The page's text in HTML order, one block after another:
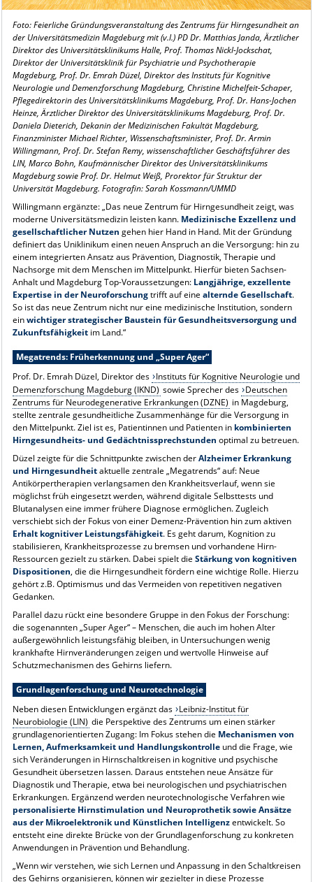
Foto: Feierliche Gründungsveranstaltung des Zentrums für Hirngesundheit an
der Universitätsmedizin Magdeburg mit (v.l.) PD Dr. Matthias Janda, Ärztlicher
Direktor des Universitätsklinikums Halle, Prof. Thomas Nickl-Jockschat,
Direktor der Universitätsklinik für Psychiatrie und Psychotherapie
Magdeburg, Prof. Dr. Emrah Düzel, Direktor des Instituts für Kognitive
Neurologie und Demenzforschung Magdeburg, Christine Michelfeit-Schaper,
Pflegedirektorin des Universitätsklinikums Magdeburg, Prof. Dr. Hans-Jochen
Heinze, Ärztlicher Direktor des Universitätsklinikums Magdeburg, Prof. Dr.
Daniela Dieterich, Dekanin der Medizinischen Fakultät Magdeburg,
Finanzminister Michael Richter, Wissenschaftsminister, Prof. Dr. Armin
Willingmann, Prof. Dr. Stefan Remy, wissenschaftlicher Geschäftsführer des
LIN, Marco Bohn, Kaufmännischer Direktor des Universitätsklinikums
Magdeburg sowie Prof. Dr. Helmut Weiß, Prorektor für Struktur der
Universität Magdeburg. Fotografin: Sarah Kossmann/UMMD
Willingmann ergänzte: „Das neue Zentrum für Hirngesundheit zeigt, was
moderne Universitätsmedizin leisten kann. Medizinische Exzellenz und
gesellschaftlicher Nutzen gehen hier Hand in Hand. Mit der Gründung
definiert das Uniklinikum einen neuen Anspruch an die Versorgung: hin zu
einem integrierten Ansatz aus Prävention, Diagnostik, Therapie und
Nachsorge mit dem Menschen im Mittelpunkt. Hierfür bieten Sachsen-
Anhalt und Magdeburg Top-Voraussetzungen: Langjährige, exzellente
Expertise in der Neuroforschungtrifft auf eine alternde Gesellschaft.
So ist das neue Zentrum nicht nur eine medizinische Institution, sondern
einwichtiger strategischer Baustein für Gesundheitsversorgung und
Zukunftsfähigkeitim Land.“
Megatrends: Früherkennung und „Super Ager“
Prof. Dr. Emrah Düzel, Direktor des Instituts für Kognitive Neurologie und
Demenzforschung Magdeburg (IKND) sowie Sprecher des Deutschen
Zentrums für Neurodegenerative Erkrankungen (DZNE) in Magdeburg,
stellte zentrale gesundheitliche Zusammenhänge für die Versorgung in
den Mittelpunkt. Ziel ist es, Patientinnen und Patienten in kombinierten
Hirngesundheits- und Gedächtnissprechstunden optimal zu betreuen.
Düzel zeigte für die Schnittpunkte zwischen derAlzheimer Erkrankung
und Hirngesundheitaktuelle zentrale „Megatrends“ auf: Neue
Antikörpertherapien verlangsamen den Krankheitsverlauf, wenn sie
möglichst früh eingesetzt werden, während digitale Selbsttests und
Blutanalysen eine immer frühere Diagnose ermöglichen. Zugleich
verschiebt sich der Fokus von einer Demenz-Prävention hin zum aktiven
Erhalt kognitiver Leistungsfähigkeit. Es geht darum, Kognition zu
stabilisieren, Krankheitsprozesse zu bremsen und vorhandene Hirn-
Ressourcen gezielt zu stärken. Dabei spielt die Stärkung von kognitiven
Dispositionen, die die Hirngesundheit fördern eine wichtige Rolle. Hierzu
gehört z.B. Optimismus und das Vermeiden von repetitiven negativen
Gedanken.
Parallel dazu rückt eine besondere Gruppe in den Fokus der Forschung:
die sogenannten „Super Ager“ – Menschen, die auch im hohen Alter
außergewöhnlich leistungsfähig bleiben, in Untersuchungen wenig
krankhafte Hirnveränderungen zeigen und wertvolle Hinweise auf
Schutzmechanismen des Gehirns liefern.
Grundlagenforschung und Neurotechnologie
Neben diesen Entwicklungen ergänzt das Leibniz-Institut für
Neurobiologie (LIN) die Perspektive des Zentrums um einen stärker
grundlagenorientierten Zugang: Im Fokus stehen die Mechanismen von
Lernen, Aufmerksamkeit und Handlungskontrolleund die Frage, wie
sich Veränderungen in Hirnschaltkreisen in kognitive und psychische
Gesundheit übersetzen lassen. Daraus entstehen neue Ansätze für
Diagnostik und Therapie, etwa bei neurologischen und psychiatrischen
Erkrankungen. Ergänzend werden neurotechnologische Verfahren wie
personalisierte Hirnstimulation und Neuroprothetik sowie Ansätze
aus der Mikroelektronik und Künstlichen Intelligenzentwickelt. So
entsteht eine direkte Brücke von der Grundlagenforschung zu konkreten
Anwendungen in Prävention und Behandlung.
„Wenn wir verstehen, wie sich Lernen und Anpassung in den Schaltkreisen
des Gehirns organisieren, können wir gezielter in diese Prozesse